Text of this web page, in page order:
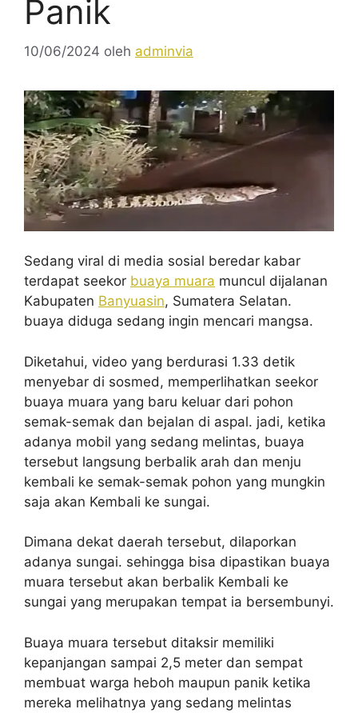
Panik
10/06/2024 oleh adminvia
Sedang viral di media sosial beredar kabar
terdapat seekor buaya muara muncul dijalanan
Kabupaten Banyuasin, Sumatera Selatan.
buaya diduga sedang ingin mencari mangsa.
Diketahui, video yang berdurasi 1.33 detik
menyebar di sosmed, memperlihatkan seekor
buaya muara yang baru keluar dari pohon
semak-semak dan bejalan di aspal. jadi, ketika
adanya mobil yang sedang melintas, buaya
tersebut langsung berbalik arah dan menju
kembali ke semak-semak pohon yang mungkin
saja akan Kembali ke sungai.
Dimana dekat daerah tersebut, dilaporkan
adanya sungai. sehingga bisa dipastikan buaya
muara tersebut akan berbalik Kembali ke
sungai yang merupakan tempat ia bersembunyi.
Buaya muara tersebut ditaksir memiliki
kepanjangan sampai 2,5 meter dan sempat
membuat warga heboh maupun panik ketika
mereka melihatnya yang sedang melintas